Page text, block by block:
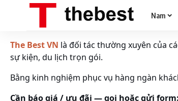
Nam
The Best VN là đối tác thường xuyên của
sự kiện, du lịch trọn gói.
Bằng kinh nghiệm phục vụ hàng ngàn
Cần báo giá / ưu đãi — gọi hoặc gửi form: